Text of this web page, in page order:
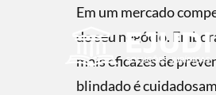
Em um mercado
do seu negócio.
mais eficazes de
blindado é